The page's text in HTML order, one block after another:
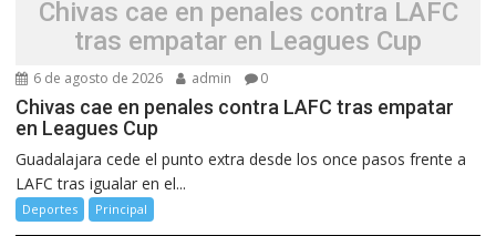
Chivas cae en penales contra LAFC
tras empatar en Leagues Cup
6 de agosto de 2026 admin 0
Chivas cae en penales contra LAFC tras empatar
en Leagues Cup
Guadalajara cede el punto extra desde los once pasos frente a
LAFC tras igualar en el...
Deportes Principal